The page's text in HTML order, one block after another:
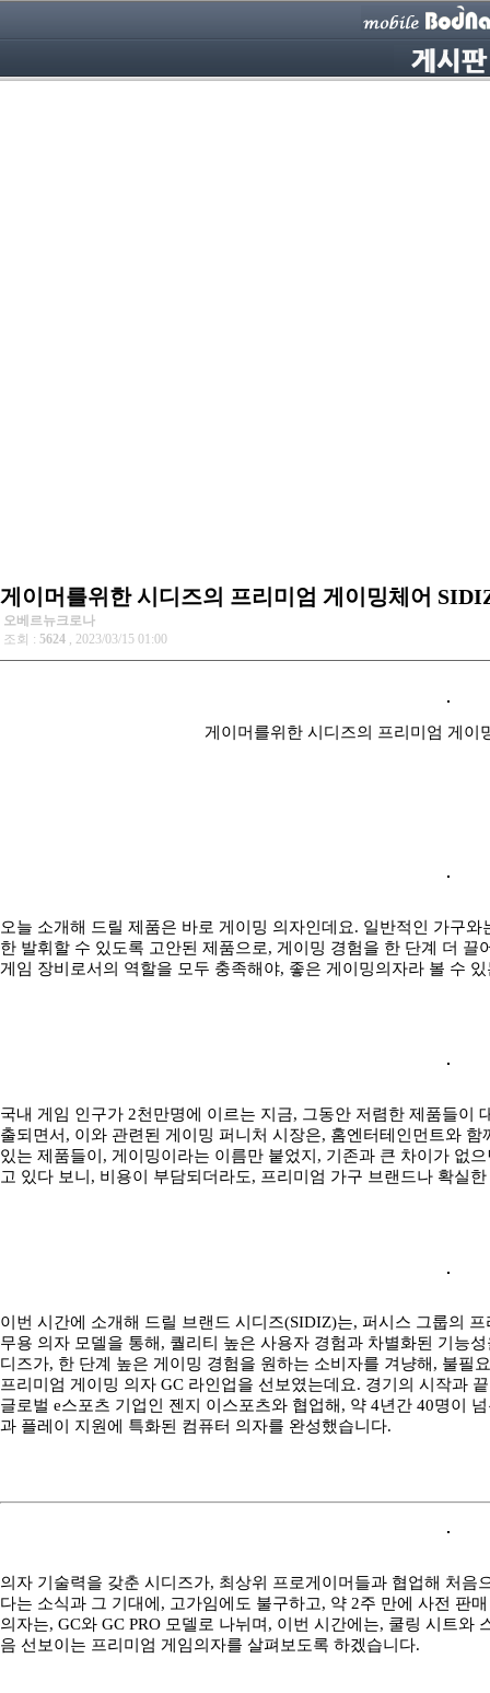
게이머를위한 시디즈의 프리미엄 게이밍체어
오베르뉴크로나
조회 : 5624 , 2023/03/15 01:00
게이머를위한 시디즈의 프리미엄 게이
오늘 소개해 드릴 제품은 바로 게이밍 의자인데요. 일반적인 가구
한 발휘할 수 있도록 고안된 제품으로, 게이밍 경험을 한 단계 더
게임 장비로서의 역할을 모두 충족해야, 좋은 게이밍의자라 볼 수
국내 게임 인구가 2천만명에 이르는 지금, 그동안 저렴한 제품들이
출되면서, 이와 관련된 게이밍 퍼니처 시장은, 홈엔터테인먼트와
있는 제품들이, 게이밍이라는 이름만 붙었지, 기존과 큰 차이가 없
고 있다 보니, 비용이 부담되더라도, 프리미엄 가구 브랜드나 확실
이번 시간에 소개해 드릴 브랜드 시디즈(SIDIZ)는, 퍼시스 그룹의
무용 의자 모델을 통해, 퀄리티 높은 사용자 경험과 차별화된 기능
디즈가, 한 단계 높은 게이밍 경험을 원하는 소비자를 겨냥해, 불필
프리미엄 게이밍 의자 GC 라인업을 선보였는데요. 경기의 시작과
글로벌 e스포츠 기업인 젠지 이스포츠와 협업해, 약 4년간 40명이
과 플레이 지원에 특화된 컴퓨터 의자를 완성했습니다.
의자 기술력을 갖춘 시디즈가, 최상위 프로게이머들과 협업해 처
다는 소식과 그 기대에, 고가임에도 불구하고, 약 2주 만에 사전 판
의자는, GC와 GC PRO 모델로 나뉘며, 이번 시간에는, 쿨링 시트와
음 선보이는 프리미엄 게임의자를 살펴보도록 하겠습니다.